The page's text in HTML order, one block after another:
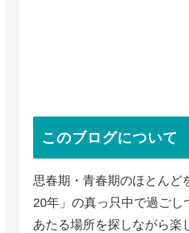
このブログについて
思春期・青春期のほとんど
20年」の真っ只中で過ごし
あたる場所を探しながら楽